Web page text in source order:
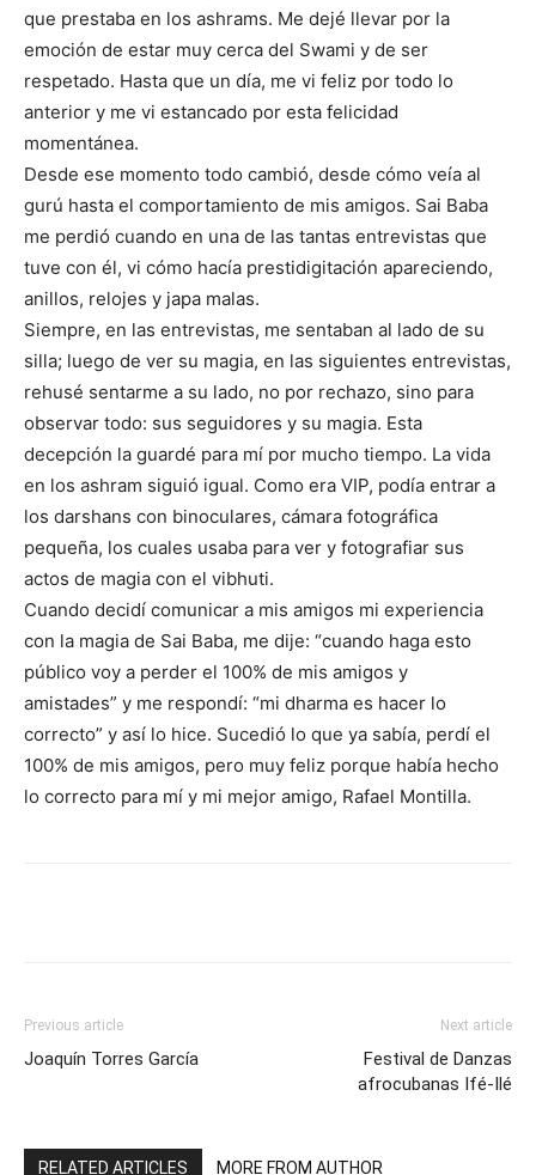
que prestaba en los ashrams. Me dejé llevar por la
emoción de estar muy cerca del Swami y de ser
respetado. Hasta que un día, me vi feliz por todo lo
anterior y me vi estancado por esta felicidad
momentánea.
Desde ese momento todo cambió, desde cómo veía al
gurú hasta el comportamiento de mis amigos. Sai Baba
me perdió cuando en una de las tantas entrevistas que
tuve con él, vi cómo hacía prestidigitación apareciendo,
anillos, relojes y japa malas.
Siempre, en las entrevistas, me sentaban al lado de su
silla; luego de ver su magia, en las siguientes entrevistas,
rehusé sentarme a su lado, no por rechazo, sino para
observar todo: sus seguidores y su magia. Esta
decepción la guardé para mí por mucho tiempo. La vida
en los ashram siguió igual. Como era VIP, podía entrar a
los darshans con binoculares, cámara fotográfica
pequeña, los cuales usaba para ver y fotografiar sus
actos de magia con el vibhuti.
Cuando decidí comunicar a mis amigos mi experiencia
con la magia de Sai Baba, me dije: “cuando haga esto
público voy a perder el 100% de mis amigos y
amistades” y me respondí: “mi dharma es hacer lo
correcto” y así lo hice. Sucedió lo que ya sabía, perdí el
100% de mis amigos, pero muy feliz porque había hecho
lo correcto para mí y mi mejor amigo, Rafael Montilla.
Previous article
Joaquín Torres García
Next article
Festival de Danzas
afrocubanas Ifé-Ilé
RELATED ARTICLES MORE FROM AUTHOR